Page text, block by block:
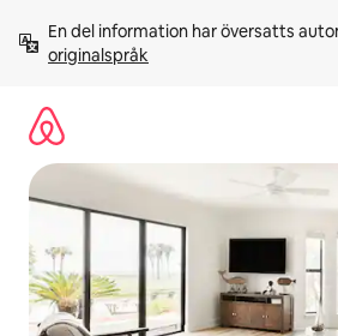
innehåll
En del information har översatts
originalspråk